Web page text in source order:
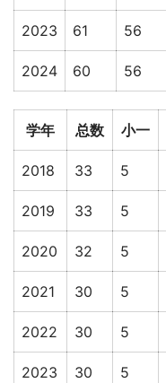
2023 61 56
2024 60 56
学年 总数 小一
2018 33 5
2019 33 5
2020 32 5
2021 30 5
2022 30 5
2023 30 5